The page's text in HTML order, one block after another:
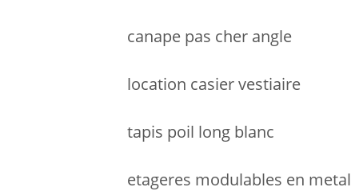
canape pas cher angle
location casier vestiaire
tapis poil long blanc
etageres modulables en metal